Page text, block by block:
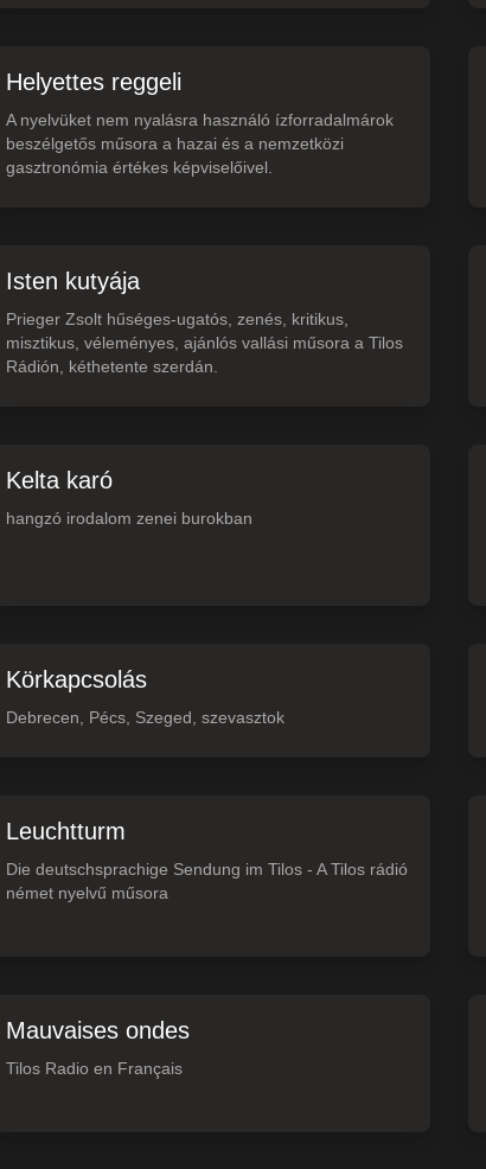
Helyettes reggeli
A nyelvüket nem nyalásra használó ízforradalmárok
beszélgetős műsora a hazai és a nemzetközi
gasztronómia értékes képviselőivel.
Isten kutyája
Prieger Zsolt hűséges-ugatós, zenés, kritikus,
misztikus, véleményes, ajánlós vallási műsora a Tilos
Rádión, kéthetente szerdán.
Kelta karó
hangzó irodalom zenei burokban
Körkapcsolás
Debrecen, Pécs, Szeged, szevasztok
Leuchtturm
Die deutschsprachige Sendung im Tilos - A Tilos rádió
német nyelvű műsora
Mauvaises ondes
Tilos Radio en Français